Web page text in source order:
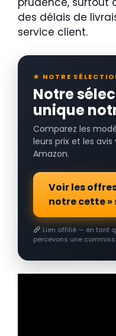
des délais de
service client.
★ NOTRE
Notre
unique
Comparez les
leurs prix et les
Amazon.
Voir les
notre cette »
Lien affilié — en tant
percevons une